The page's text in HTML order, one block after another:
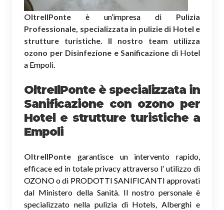
OltreIlPonte è un’impresa di Pulizia
Professionale, specializzata in pulizie di Hotel e
strutture turistiche. Il nostro team utilizza
ozono per Disinfezione e Sanificazione di Hotel
a Empoli.
OltreIlPonte è specializzata in
Sanificazione con ozono per
Hotel e strutture turistiche a
Empoli
OltreIlPonte garantisce un intervento rapido,
efficace ed in totale privacy attraverso l’ utilizzo di
OZONO o di PRODOTTI SANIFICANTI approvati
dal Ministero della Sanità. Il nostro personale è
specializzato nella pulizia di Hotels, Alberghi e